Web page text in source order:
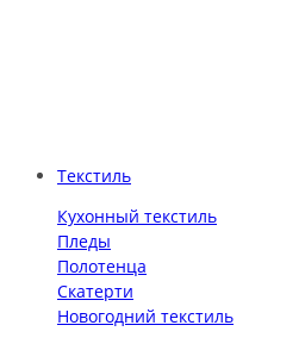
Текстиль
Кухонный текстиль
Пледы
Полотенца
Скатерти
Новогодний текстиль